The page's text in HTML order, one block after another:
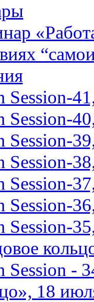
Session-
Session-
Session-
Session-
Session-
Session-
Session-
Session -
18